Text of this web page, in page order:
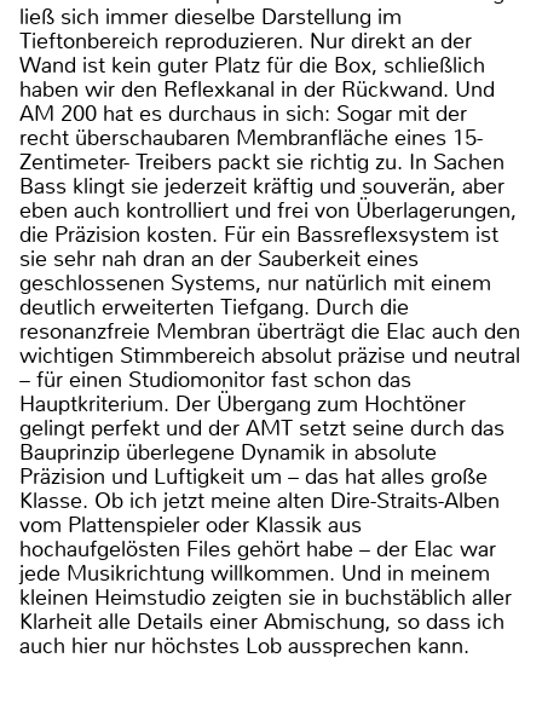
ließ sich immer dieselbe Darstellung im
Tieftonbereich reproduzieren. Nur direkt an der
Wand ist kein guter Platz für die Box, schließlich
haben wir den Reflexkanal in der Rückwand. Und
AM 200 hat es durchaus in sich: Sogar mit der
recht überschaubaren Membranfläche eines 15-
Zentimeter- Treibers packt sie richtig zu. In Sachen
Bass klingt sie jederzeit kräftig und souverän, aber
eben auch kontrolliert und frei von Überlagerungen,
die Präzision kosten. Für ein Bassreflexsystem ist
sie sehr nah dran an der Sauberkeit eines
geschlossenen Systems, nur natürlich mit einem
deutlich erweiterten Tiefgang. Durch die
resonanzfreie Membran überträgt die Elac auch den
wichtigen Stimmbereich absolut präzise und neutral
– für einen Studiomonitor fast schon das
Hauptkriterium. Der Übergang zum Hochtöner
gelingt perfekt und der AMT setzt seine durch das
Bauprinzip überlegene Dynamik in absolute
Präzision und Luftigkeit um – das hat alles große
Klasse. Ob ich jetzt meine alten Dire-Straits-Alben
vom Plattenspieler oder Klassik aus
hochaufgelösten Files gehört habe – der Elac war
jede Musikrichtung willkommen. Und in meinem
kleinen Heimstudio zeigten sie in buchstäblich aller
Klarheit alle Details einer Abmischung, so dass ich
auch hier nur höchstes Lob aussprechen kann.